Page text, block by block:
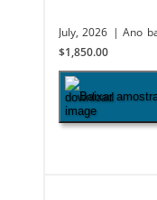
July, 2026 | Ano
$1,850.00
Baixar